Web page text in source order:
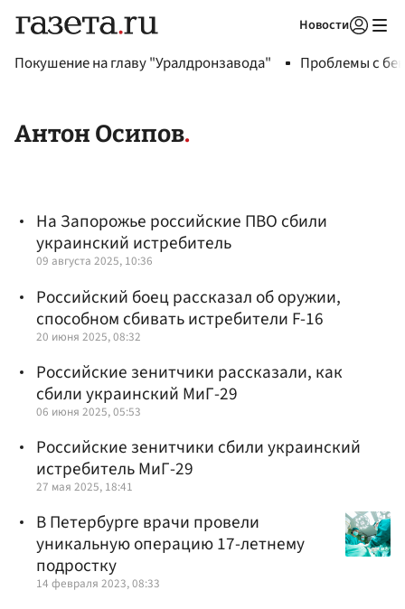
Новости
Покушение на главу "Уралдронзавода" Проблемы с
Антон Осипов
На Запорожье российские ПВО сбили
украинский истребитель
09 августа 2025, 10:36
Российский боец рассказал об оружии,
способном сбивать истребители F-16
20 июня 2025, 08:32
Российские зенитчики рассказали, как
сбили украинский МиГ-29
06 июня 2025, 05:53
Российские зенитчики сбили украинский
истребитель МиГ-29
27 мая 2025, 18:41
В Петербурге врачи провели
уникальную операцию 17-летнему
подростку
14 февраля 2023, 08:33